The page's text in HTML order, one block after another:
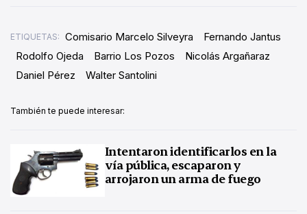
ETIQUETAS: Comisario Marcelo Silveyra
Fernando Jantus
Rodolfo Ojeda
Barrio Los Pozos
Nicolás Argañaraz
Daniel Pérez
Walter Santolini
También te puede interesar:
Intentaron identificarlos en la
vía pública, escaparon y
arrojaron un arma de fuego